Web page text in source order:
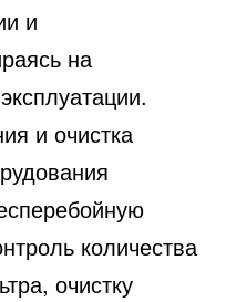
и
на
и очистка
количества
очистку